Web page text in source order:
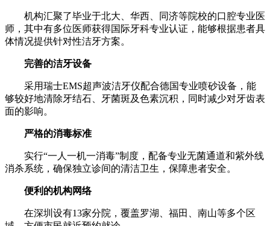
机构汇聚了毕业于北大、华西、同济等院校的口腔专业医
师，其中有多位医师获得国际牙科专业认证，能够根据患者具
体情况提供针对性洁牙方案。
完善的洁牙设备
采用瑞士EMS超声波洁牙仪配合德国专业喷砂设备，能
够较好地清除牙结石、牙菌斑及色素沉积，同时减少对牙齿表
面的影响。
严格的消毒标准
实行“一人一机一消毒”制度，配备专业无菌通道和紫外线
消杀系统，确保独立诊间的清洁卫生，保障患者安全。
便利的机构网络
在深圳设有13家分院，覆盖罗湖、福田、南山等多个区